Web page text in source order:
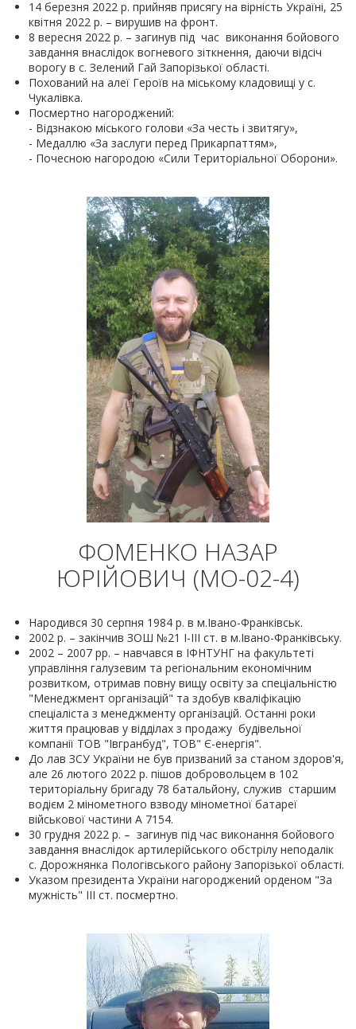
14 березня 2022 р. прийняв присягу на вірність Україні, 25
квітня 2022 р. – вирушив на фронт.
8 вересня 2022 р. – загинув під час виконання бойового
завдання внаслідок вогневого зіткнення, даючи відсіч
ворогу в с. Зелений Гай Запорізької області.
Похований на алеї Героїв на міському кладовищі у с.
Чукалівка.
Посмертно нагороджений:
- Відзнакою міського голови «За честь і звитягу»,
- Медаллю «За заслуги перед Прикарпаттям»,
- Почесною нагородою «Сили Територіальної Оборони».
ФОМЕНКО НАЗАР
ЮРІЙОВИЧ (МО-02-4)
Народився 30 серпня 1984 р. в м.Івано-Франківськ.
2002 р. – закінчив ЗОШ №21 І-ІІІ ст. в м.Івано-Франківську.
2002 – 2007 рр. – навчався в ІФНТУНГ на факультеті
управління галузевим та регіональним економічним
розвитком, отримав повну вищу освіту за спеціальністю
"Менеджмент організацій" та здобув кваліфікацію
спеціаліста з менеджменту організацій. Останні роки
життя працював у відділах з продажу будівельної
компанії ТОВ "Івгранбуд", ТОВ" Є-енергія".
До лав ЗСУ України не був призваний за станом здоров'я,
але 26 лютого 2022 р. пішов добровольцем в 102
територіальну бригаду 78 батальйону, служив старшим
водієм 2 мінометного взводу мінометної батареї
військової частини А 7154.
30 грудня 2022 р. – загинув під час виконання бойового
завдання внаслідок артилерійського обстрілу неподалік
с. Дорожнянка Пологівського району Запорізької області.
Указом президента України нагороджений орденом "За
мужність" ІІІ ст. посмертно.